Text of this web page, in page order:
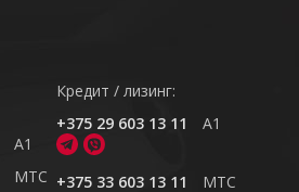
A1
MTC
Кредит / лизинг:
+375 29 603 13 11
A1
+375 33 603 13 11
MTC